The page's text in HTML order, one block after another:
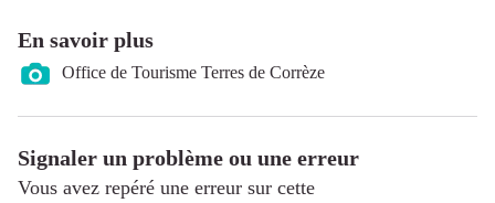
En savoir plus
Office de Tourisme Terres de Corrèze
Signaler un problème ou une erreur
Vous avez repéré une erreur sur cette